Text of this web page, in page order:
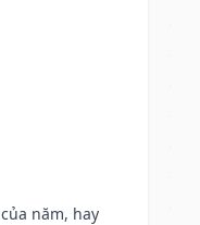
năm, hay